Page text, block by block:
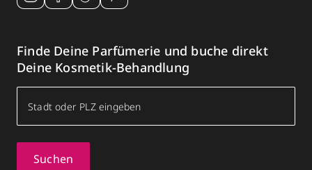
Finde Deine Parfümerie und buche direkt
Deine Kosmetik-Behandlung
Suchen